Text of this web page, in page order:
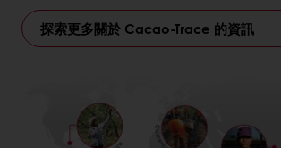
探索更多關於 Cacao-Trace 的資訊